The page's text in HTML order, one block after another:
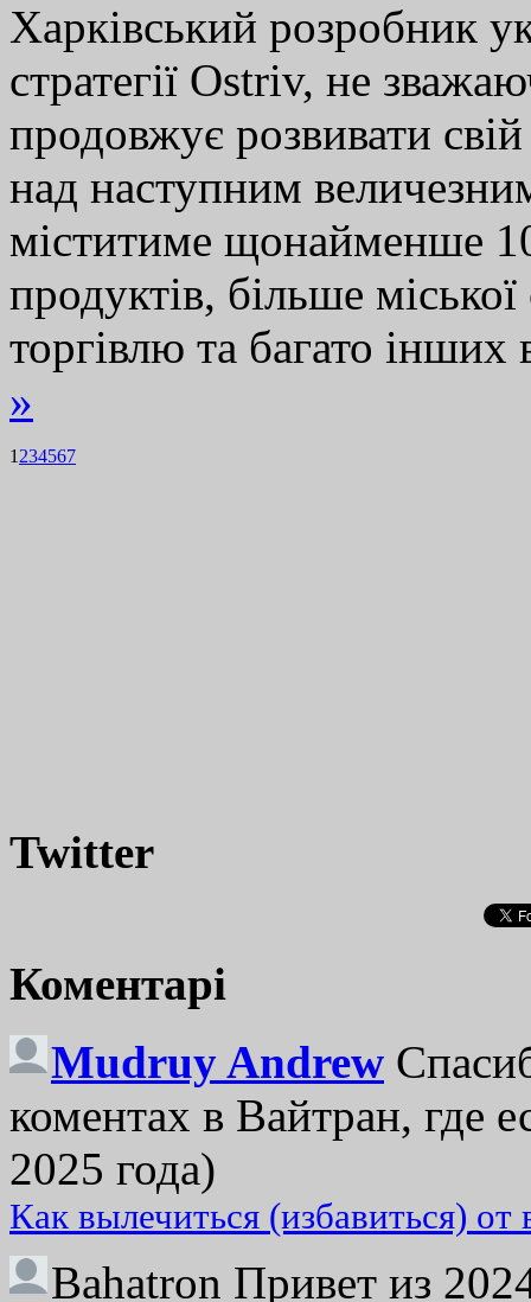
Харківський розробник
стратегії Ostriv, не
продовжує розвивати
над наступним
міститиме щонайменше
продуктів, більше
торгівлю та багато
»
1 234567
Twitter
Коментарі
Mudruy Andrew
коментах в Вайтран, где
2025 года)
Как вылечиться (избавиться)
Bahatron Привет из